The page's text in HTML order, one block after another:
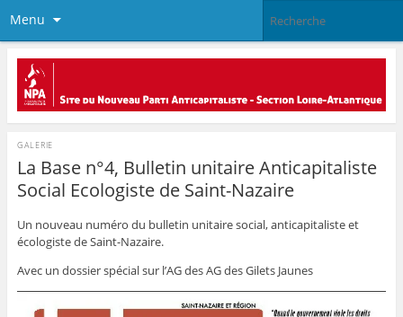
Menu
La Base n°4, Bulletin unitaire Anticapitaliste
Social Ecologiste de Saint-Nazaire
GALERIE
Un nouveau numéro du bulletin unitaire social, anticapitaliste et
écologiste de Saint-Nazaire.
Avec un dossier spécial sur l’AG des AG des Gilets Jaunes